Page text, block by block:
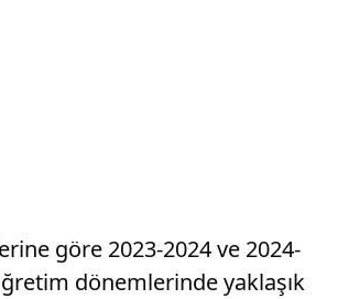
göre 2023-2024 ve 2024-
dönemlerinde yaklaşık